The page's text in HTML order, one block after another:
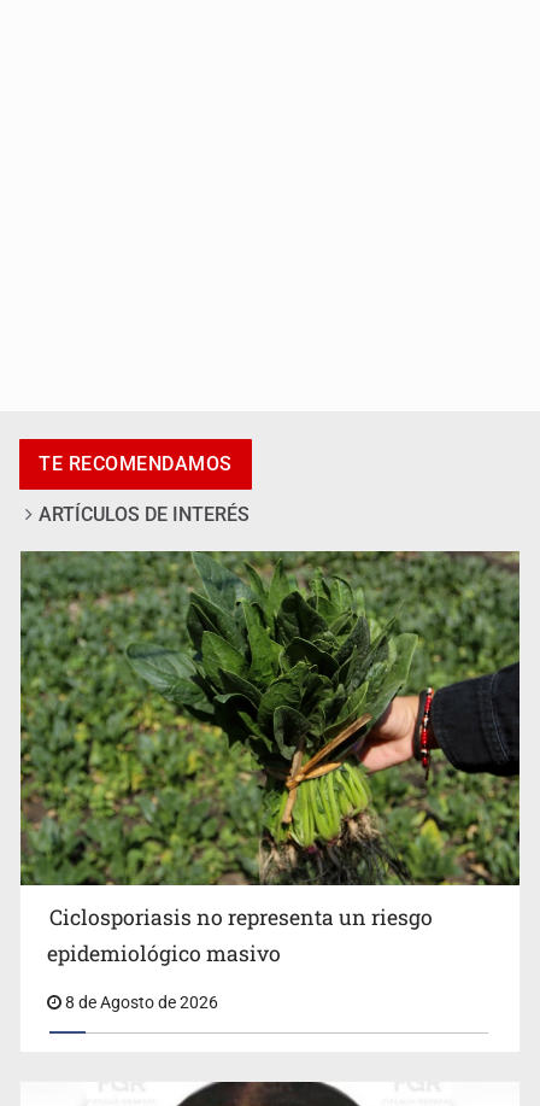
Procesan a el “R1”, presunto líder criminal en Jalisco y
Michoacán
Cae en Zapopan prófugo estadounidense buscado por
TE RECOMENDAMOS
ARTÍCULOS DE INTERÉS
Ciclosporiasis no representa un riesgo
epidemiológico masivo
8 de Agosto de 2026